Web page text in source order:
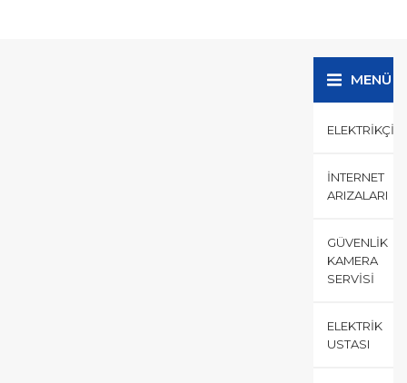
MENÜ
ELEKTRIKÇI
İNTERNET
ARIZALARI
GÜVENLIK
KAMERA
SERVISI
ELEKTRIK
USTASI